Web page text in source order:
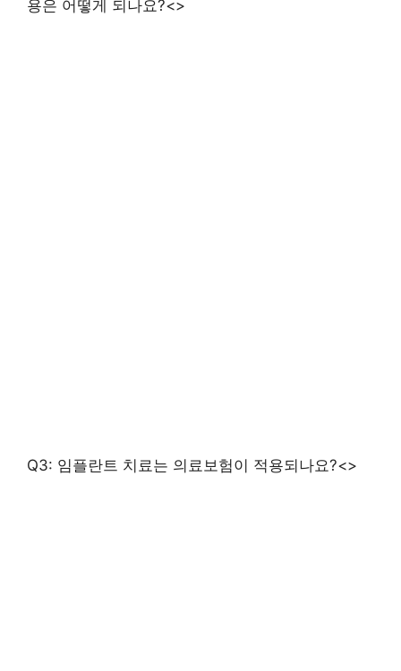
용은 어떻게 되나요?<>
Q3: 임플란트 치료는 의료보험이 적용되나요?<>